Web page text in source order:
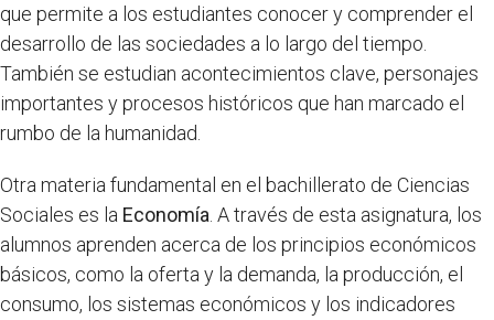
que permite a los estudiantes conocer y comprender el
desarrollo de las sociedades a lo largo del tiempo.
También se estudian acontecimientos clave, personajes
importantes y procesos históricos que han marcado el
rumbo de la humanidad.
Otra materia fundamental en el bachillerato de Ciencias
Sociales es la Economía . A través de esta asignatura, los
alumnos aprenden acerca de los principios económicos
básicos, como la oferta y la demanda, la producción, el
consumo, los sistemas económicos y los indicadores